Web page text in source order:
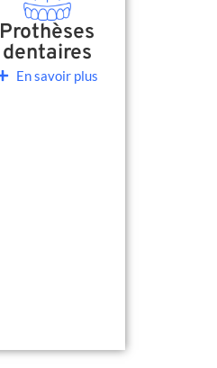
Prothèses
dentaires
En savoir plus